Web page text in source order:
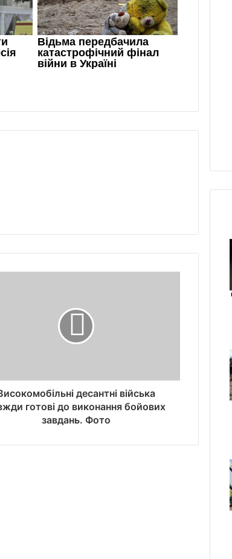
десантні війська
готові до виконання бойових
завдань. Фото